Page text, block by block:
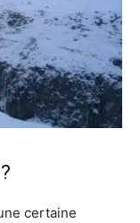
certaine